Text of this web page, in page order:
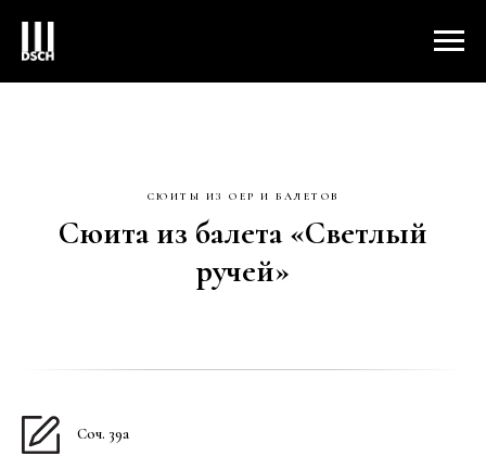
СЮИТЫ ИЗ ОЕР И БАЛЕТОВ
Сюита из балета «Светлый
ручей»
Соч. 39а